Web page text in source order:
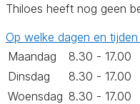
Thiloes heeft nog geen
Op welke dagen en
Maandag
8.30 - 17.00
Dinsdag
8.30 - 17.00
Woensdag 8.30 - 17.00